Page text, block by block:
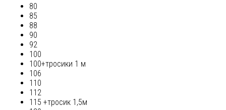
80
85
88
90
92
100
100+тросики 1 м
106
110
112
115 +тросик 1,5м